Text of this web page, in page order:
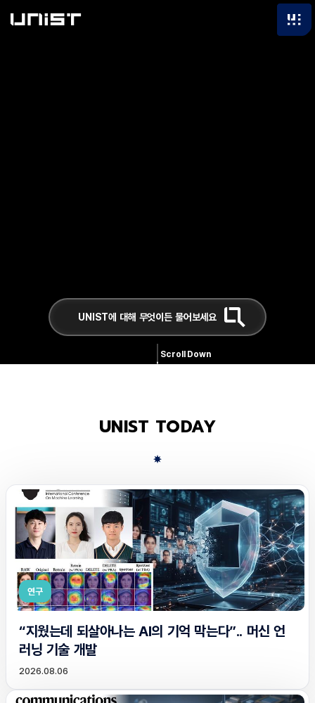
Scroll Down
UNIST TODAY
연구
“지웠는데 되살아나는 AI의 기억 막는다”.. 머신 언
러닝 기술 개발
2026.08.06